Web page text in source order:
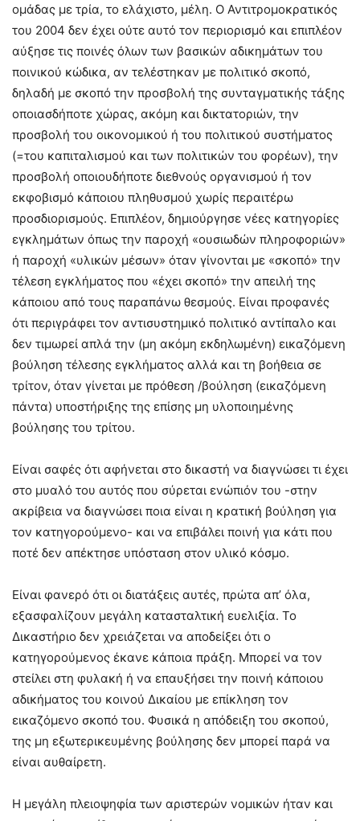
ομάδας με τρία, το ελάχιστο, μέλη. Ο Αντιτρομοκρατικός
του 2004 δεν έχει ούτε αυτό τον περιορισμό και επιπλέον
αύξησε τις ποινές όλων των βασικών αδικημάτων του
ποινικού κώδικα, αν τελέστηκαν με πολιτικό σκοπό,
δηλαδή με σκοπό την προσβολή της συνταγματικής τάξης
οποιασδήποτε χώρας, ακόμη και δικτατοριών, την
προσβολή του οικονομικού ή του πολιτικού συστήματος
(=του καπιταλισμού και των πολιτικών του φορέων), την
προσβολή οποιουδήποτε διεθνούς οργανισμού ή τον
εκφοβισμό κάποιου πληθυσμού χωρίς περαιτέρω
προσδιορισμούς. Επιπλέον, δημιούργησε νέες κατηγορίες
εγκλημάτων όπως την παροχή «ουσιωδών πληροφοριών»
ή παροχή «υλικών μέσων» όταν γίνονται με «σκοπό» την
τέλεση εγκλήματος που «έχει σκοπό» την απειλή της
κάποιου από τους παραπάνω θεσμούς. Είναι προφανές
ότι περιγράφει τον αντισυστημικό πολιτικό αντίπαλο και
δεν τιμωρεί απλά την (μη ακόμη εκδηλωμένη) εικαζόμενη
βούληση τέλεσης εγκλήματος αλλά και τη βοήθεια σε
τρίτον, όταν γίνεται με πρόθεση /βούληση (εικαζόμενη
πάντα) υποστήριξης της επίσης μη υλοποιημένης
βούλησης του τρίτου.
Είναι σαφές ότι αφήνεται στο δικαστή να διαγνώσει τι έχει
στο μυαλό του αυτός που σύρεται ενώπιόν του -στην
ακρίβεια να διαγνώσει ποια είναι η κρατική βούληση για
τον κατηγορούμενο- και να επιβάλει ποινή για κάτι που
ποτέ δεν απέκτησε υπόσταση στον υλικό κόσμο.
Είναι φανερό ότι οι διατάξεις αυτές, πρώτα απ’ όλα,
εξασφαλίζουν μεγάλη κατασταλτική ευελιξία. Το
Δικαστήριο δεν χρειάζεται να αποδείξει ότι ο
κατηγορούμενος έκανε κάποια πράξη. Μπορεί να τον
στείλει στη φυλακή ή να επαυξήσει την ποινή κάποιου
αδικήματος του κοινού Δικαίου με επίκληση τον
εικαζόμενο σκοπό του. Φυσικά η απόδειξη του σκοπού,
της μη εξωτερικευμένης βούλησης δεν μπορεί παρά να
είναι αυθαίρετη.
Η μεγάλη πλειοψηφία των αριστερών νομικών ήταν και